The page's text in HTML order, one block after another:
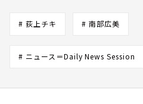
# 荻上チキ # 南部広美
# ニュース＝Daily News Session